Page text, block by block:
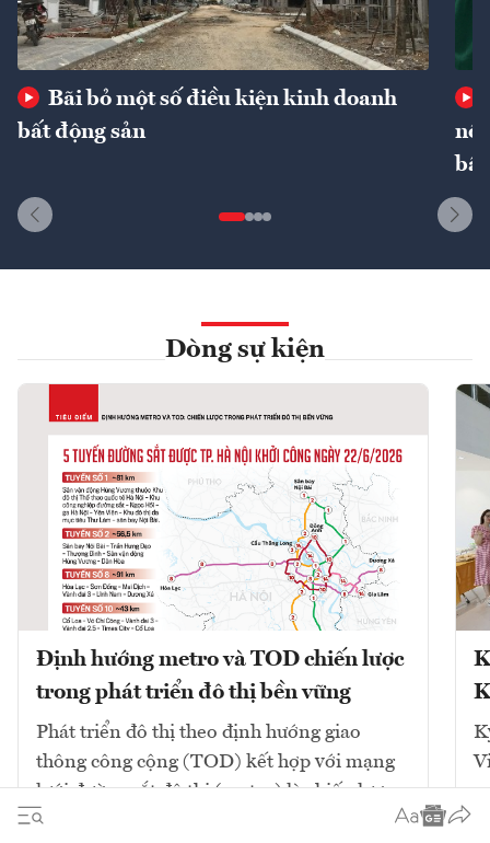
Bãi bỏ một số điều kiện kinh doanh
bất động sản
Dòng sự kiện
Định hướng metro và TOD chiến lược
trong phát triển đô thị bền vững
Phát triển đô thị theo định hướng giao
thông công cộng (TOD) kết hợp với mạng
lưới đường sắt đô thị (metro) là chiến lược
cốt lõi để giải quyết ùn tắc và tái cấu trúc